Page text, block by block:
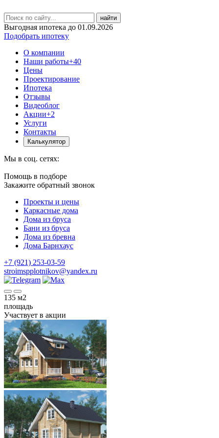
найти
Выгодная ипотека до 01.09.2026
Подобрать ипотеку
О компании
Наши работы+40
Цены
Проектирование
Ипотека
Отзывы
Видеоблог
Акции+2
Услуги
Контакты
Калькулятор
Мы в соц. сетях:
Помощь в подборе
Закажите обратный звонок
Проекты и цены
Каркасные дома
Дома из бруса
Бани из бруса
Дома из бревна
Дома Барнхаус
+7 (921) 253-03-59
stroimspplotnikov@yandex.ru
135 м2
площадь
Участвует в акции